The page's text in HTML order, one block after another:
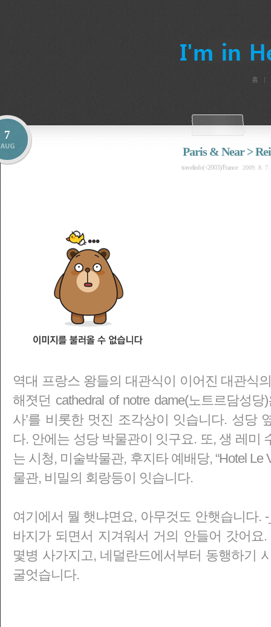
홈
7
Paris & Near >
travelinfo(<2003)/France 2009. 8. 7.
역대 프랑스 왕들의 대관식이 이어진 대관식
해졋던 cathedral of notre dame(노트르담성
사’를 비롯한 멋진 조각상이 잇습니다. 성당
다. 안에는 성당 박물관이 잇구요. 또, 생 레미
는 시청, 미술박물관, 후지타 예배당, “Hotel Le
물관, 비밀의 회랑등이 잇습니다.
여기에서 뭘 햇냐면요, 아무것도 안햇습니다.
바지가 되면서 지겨워서 거의 안들어 갓어
몇병 사가지고, 네덜란드에서부터 동행하기
굴엇습니다.